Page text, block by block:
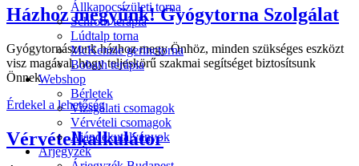
Állkapocsízületi torna
Schroth terápia
Lúdtalp torna
McKenzie gerinctorna
Bobath terápia
Webshop
Bérletek
Vizsgálati csomagok
Vérvételi csomagok
Ajándékutalványok
Árjegyzék
Házhoz megyünk! Gyógytorna Szolgálat
Gyógytornászunk házhoz megy Önhöz, minden szükséges eszközt
visz magával, hogy teljeskörű szakmai segítséget biztosítsunk
Önnek.
Érdekel a lehetőség
Vérvételkalkulátor